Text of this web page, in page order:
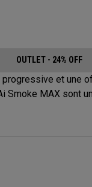
OUTLET - 24% OFF
progressive et une
Smoke MAX sont
les golfeurs qui